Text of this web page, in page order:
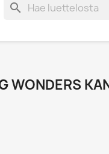
search
WONDERS